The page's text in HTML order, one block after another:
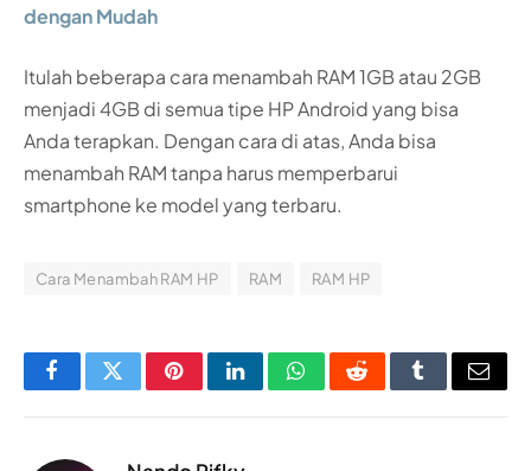
dengan Mudah
Itulah beberapa cara menambah RAM 1GB atau 2GB
menjadi 4GB di semua tipe HP Android yang bisa
Anda terapkan. Dengan cara di atas, Anda bisa
menambah RAM tanpa harus memperbarui
smartphone ke model yang terbaru.
Cara Menambah RAM HP RAM RAM HP
FacebookTwitterPinterestLinkedInWhatsAppRedditTumblrEmail